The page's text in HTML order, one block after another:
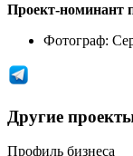
Проект-номинант
Фотограф:
Другие
Профиль бизнеса